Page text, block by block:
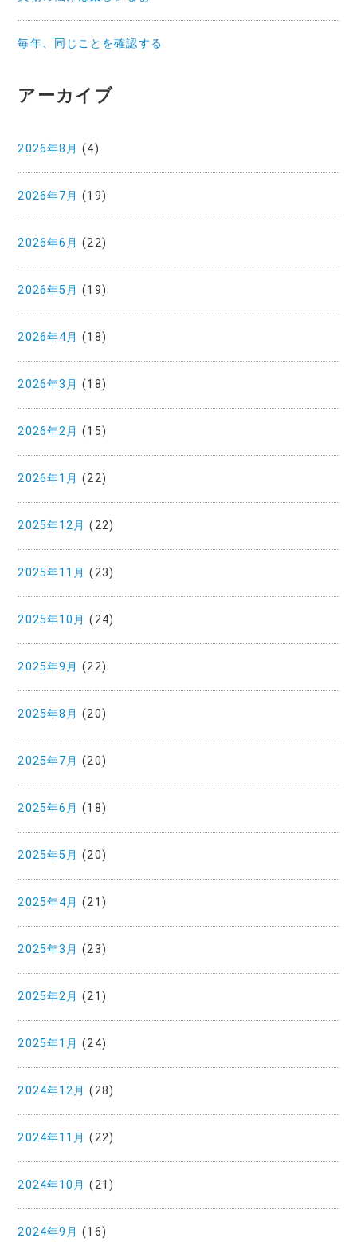
毎年、同じことを確認する
アーカイブ
2026年8月 (4)
2026年7月 (19)
2026年6月 (22)
2026年5月 (19)
2026年4月 (18)
2026年3月 (18)
2026年2月 (15)
2026年1月 (22)
2025年12月 (22)
2025年11月 (23)
2025年10月 (24)
2025年9月 (22)
2025年8月 (20)
2025年7月 (20)
2025年6月 (18)
2025年5月 (20)
2025年4月 (21)
2025年3月 (23)
2025年2月 (21)
2025年1月 (24)
2024年12月 (28)
2024年11月 (22)
2024年10月 (21)
2024年9月 (16)